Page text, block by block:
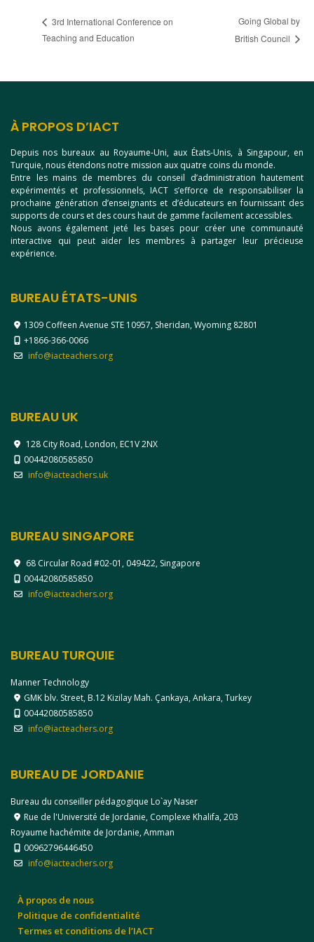
3rd International Conference on
Teaching and Education
Going Global by
British Council
À PROPOS D’IACT
Depuis nos bureaux au Royaume-Uni, aux États-Unis, à Singapour, en
Turquie, nous étendons notre mission aux quatre coins du monde.
Entre les mains de membres du conseil d’administration hautement
expérimentés et professionnels, IACT s’efforce de responsabiliser la
prochaine génération d’enseignants et d’éducateurs en fournissant des
supports de cours et des cours haut de gamme facilement accessibles.
Nous avons également jeté les bases pour créer une communauté
interactive qui peut aider les membres à partager leur précieuse
expérience.
BUREAU ÉTATS-UNIS
1309 Coffeen Avenue STE 10957, Sheridan, Wyoming 82801
+1866-366-0066
info@iacteachers.org
BUREAU UK
128 City Road, London, EC1V 2NX
00442080585850
info@iacteachers.uk
BUREAU SINGAPORE
68 Circular Road #02-01, 049422, Singapore
00442080585850
info@iacteachers.org
BUREAU TURQUIE
Manner Technology
GMK blv. Street, B.12 Kizilay Mah. Çankaya, Ankara, Turkey
00442080585850
info@iacteachers.org
BUREAU DE JORDANIE
Bureau du conseiller pédagogique Lo`ay Naser
Rue de l'Université de Jordanie, Complexe Khalifa, 203
Royaume hachémite de Jordanie, Amman
00962796446450
info@iacteachers.org
À propos de nous
Politique de confidentialité
Termes et conditions de l’IACT